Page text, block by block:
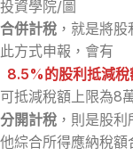
投資學院/圖
合併計稅 ，就是將
此方式申報，會有
8.5%的股利抵減稅
可抵減稅額上限為8
分開計稅 ，則是股
他綜合所得應納稅額